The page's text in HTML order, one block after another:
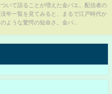
ついて語ることが増えた金バエ。配信者の
没年一覧を見てみると、まるで江戸時代か
のような驚愕の短命さ。金バ...